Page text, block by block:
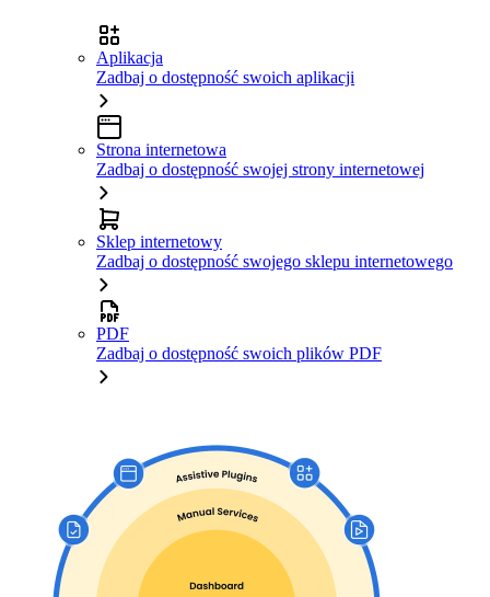
Aplikacja
Zadbaj o dostępność swoich aplikacji
Strona internetowa
Zadbaj o dostępność swojej strony internetowej
Sklep internetowy
Zadbaj o dostępność swojego sklepu internetowego
PDF
Zadbaj o dostępność swoich plików PDF